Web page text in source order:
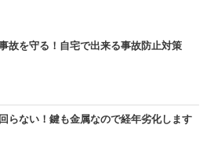
故を守る！自宅で出来る事故防止対策
らない！鍵も金属なので経年劣化します